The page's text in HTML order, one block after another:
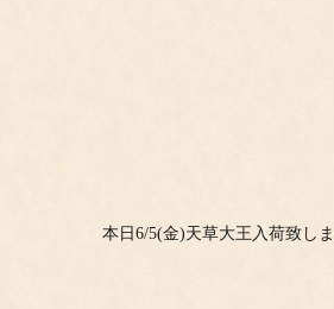
本日6/5(金)天草大王入荷致し